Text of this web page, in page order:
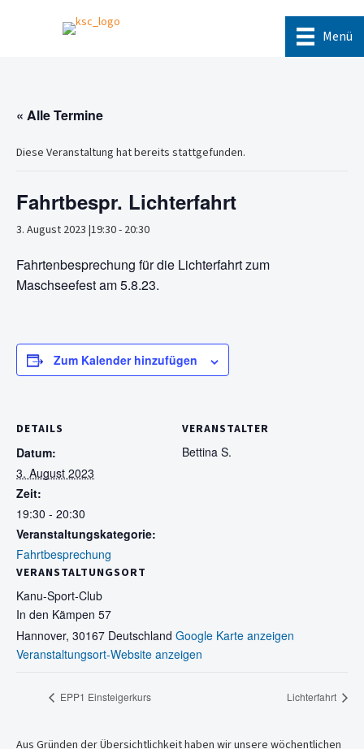
Menü
« Alle Termine
Diese Veranstaltung hat bereits stattgefunden.
Fahrtbespr. Lichterfahrt
3. August 2023 |19:30- 20:30
Fahrtenbesprechung für die Lichterfahrt zum
Maschseefest am 5.8.23.
Zum Kalender hinzufügen
DETAILS
Datum:
3. August 2023
Zeit:
19:30 - 20:30
Veranstaltungskategorie:
Fahrtbesprechung
VERANSTALTUNGSORT
Kanu-Sport-Club
In den Kämpen 57
Hannover, 30167 Deutschland Google Karte anzeigen
Veranstaltungsort-Website anzeigen
VERANSTALTER
Bettina S.
EPP1 Einsteigerkurs Lichterfahrt
Aus Gründen der Übersichtlichkeit haben wir unsere wöchentlichen